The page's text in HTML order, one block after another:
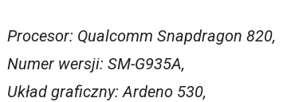
Procesor: Qualcomm Snapdragon 820,
Numer wersji: SM-G935A,
Układ graficzny: Ardeno 530,